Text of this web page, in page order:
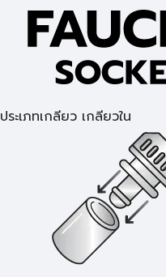
ประเภทเกลียว เกลียวใน